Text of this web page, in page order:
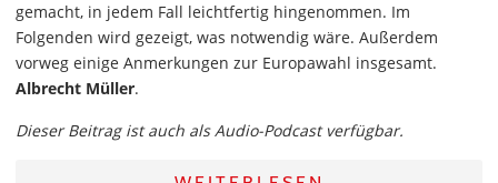
gemacht, in jedem Fall leichtfertig hingenommen. Im
Folgenden wird gezeigt, was notwendig wäre. Außerdem
vorweg einige Anmerkungen zur Europawahl insgesamt.
Albrecht Müller.
Dieser Beitrag ist auch als Audio-Podcast verfügbar.